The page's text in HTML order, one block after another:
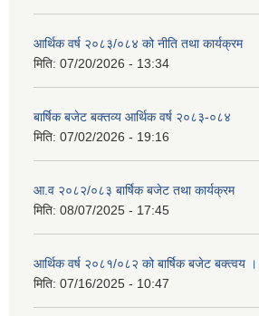
आर्थिक वर्ष २०८३/०८४ को नीति तथा कार्यक्रम
मिति: 07/20/2026 - 13:34
बार्षिक बजेट बक्तव्य आर्थिक वर्ष २०८३-०८४
मिति: 07/02/2026 - 19:16
आ.व २०८२/०८३ बार्षिक बजेट तथा कार्यक्रम
मिति: 08/07/2025 - 17:45
आर्थिक वर्ष २०८१/०८२ को बार्षिक बजेट बक्त्वय ।
मिति: 07/16/2025 - 10:47